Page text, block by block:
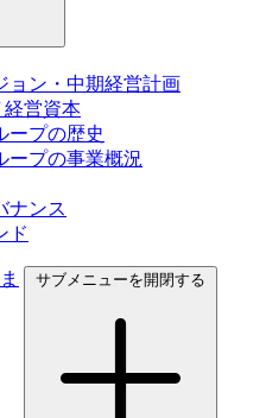
ョン・中期経営計画
経営資本
ープの歴史
ープの事業概況
ナンス
ド
サブメニューを開閉する